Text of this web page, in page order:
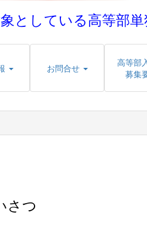
としている高等部
お問合せ
高等部
募集
つ